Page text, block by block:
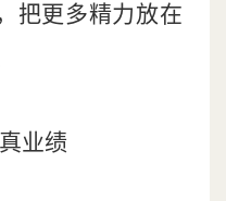
把更多精力放在
业绩